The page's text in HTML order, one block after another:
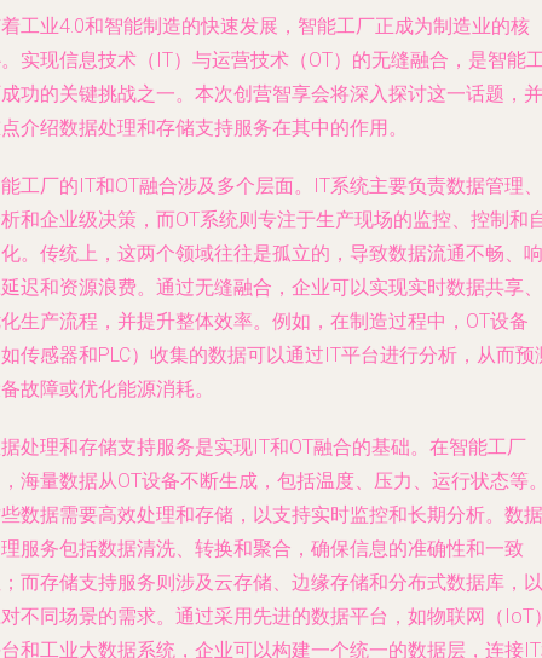
工业4.0和智能制造的快速发展，智能工厂正成为制造业的核
实现信息技术（IT）与运营技术（OT）的无缝融合，是智能
功的关键挑战之一。本次创营智享会将深入探讨这一话题，并
介绍数据处理和存储支持服务在其中的作用。
工厂的IT和OT融合涉及多个层面。IT系统主要负责数据管理、
和企业级决策，而OT系统则专注于生产现场的监控、控制和
。传统上，这两个领域往往是孤立的，导致数据流通不畅、响
迟和资源浪费。通过无缝融合，企业可以实现实时数据共享、
生产流程，并提升整体效率。例如，在制造过程中，OT设备
传感器和PLC）收集的数据可以通过IT平台进行分析，从而预
故障或优化能源消耗。
处理和存储支持服务是实现IT和OT融合的基础。在智能工厂
海量数据从OT设备不断生成，包括温度、压力、运行状态等
数据需要高效处理和存储，以支持实时监控和长期分析。数据
服务包括数据清洗、转换和聚合，确保信息的准确性和一致
而存储支持服务则涉及云存储、边缘存储和分布式数据库，以
不同场景的需求。通过采用先进的数据平台，如物联网（IoT
和工业大数据系统，企业可以构建一个统一的数据层，连接